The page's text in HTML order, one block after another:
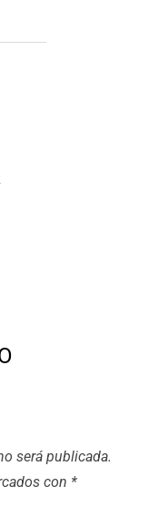
será publicada.
con *